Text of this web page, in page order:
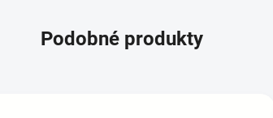
Podobné produkty